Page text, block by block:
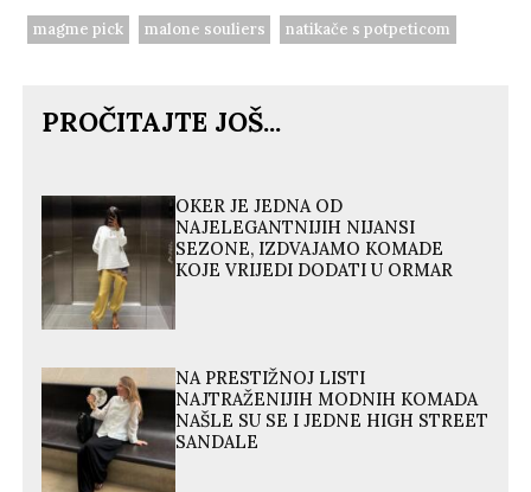
magme pick malone souliers natikače s potpeticom
PROČITAJTE JOŠ...
OKER JE JEDNA OD
NAJELEGANTNIJIH NIJANSI
SEZONE, IZDVAJAMO KOMADE
KOJE VRIJEDI DODATI U ORMAR
NA PRESTIŽNOJ LISTI
NAJTRAŽENIJIH MODNIH KOMADA
NAŠLE SU SE I JEDNE HIGH STREET
SANDALE